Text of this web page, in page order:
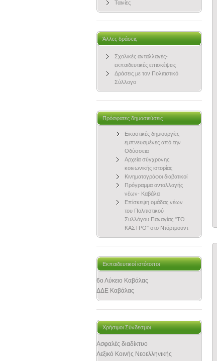
Ταινίες
Άλλες δράσεις
Σχολικές ανταλλαγές-
εκπαιδευτικές επισκέψεις
Δράσεις με τον Πολιτιστικό
Σύλλογο
Πρόσφατες δημοσιεύσεις
Εικαστικές δημιουργίες
εμπνευσμένες από την
Οδύσσεια
Αρχεία σύγχρονης
κοινωνικής ιστορίας
Κινηματογράφοι διαβατικοί
Πρόγραμμα ανταλλαγής
νέων- Καβάλα
Επίσκεψη ομάδας νέων
του Πολιτιστικού
Συλλόγου Παναγίας "ΤΟ
ΚΑΣΤΡΟ" στο Ντόρτμουντ
Εκπαιδευτικοί ιστότοποι
6ο Λύκειο Καβάλας
ΔΔΕ Καβάλας
Χρήσιμοι Σύνδεσμοι
Ασφαλές διαδίκτυο
Λεξικό Κοινής Νεοελληνικής